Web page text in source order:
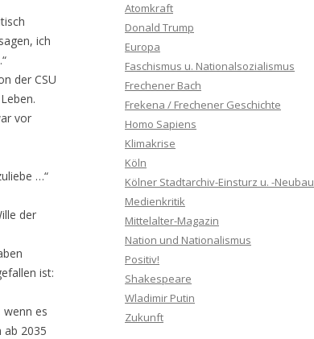
ich
der CSU
vor
…“
der
ist:
es
ab 2035
Atomkraft
Donald Trump
Europa
Faschismus u. Nationalsozialismus
Frechener Bach
Frekena / Frechener Geschichte
Homo Sapiens
Klimakrise
Köln
Kölner Stadtarchiv-Einsturz u. -Neubau
Medienkritik
Mittelalter-Magazin
Nation und Nationalismus
Positiv!
Shakespeare
Wladimir Putin
Zukunft